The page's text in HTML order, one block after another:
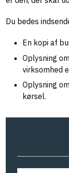
Du bedes
En kopi af
Oplysning
virksomhed
Oplysning
kørsel.